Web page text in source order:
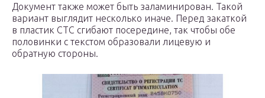
Документ также может быть заламинирован. Такой
вариант выглядит несколько иначе. Перед закаткой
в пластик СТС сгибают посередине, так чтобы обе
половинки с текстом образовали лицевую и
обратную стороны.